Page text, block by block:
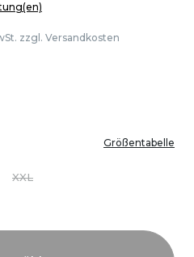
zzgl. Versandkosten
Größentabelle
XXL